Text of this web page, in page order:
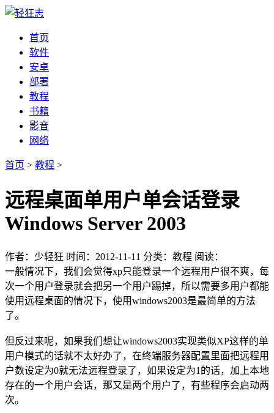
首页
软件
安卓
部署
教程
书籍
影音
网络
首页 > 教程 >
远程桌面单用户单会话登录
Windows Server 2003
作者：少轻狂 时间：2012-11-11 分类：教程 阅读：
一般情况下，我们会觉得xp只能登录一个远程用户很不爽，每
次一个用户登录就会把另一个用户踢掉，所以需要多用户都能
使用远程桌面的情况下，使用windows2003是最简单的方法
了。
但反过来呢，如果我们想让windows2003实现类似XP这样的单
用户模式的话就不太好办了，在终端服务器配置里面把远程用
户数设定为0就无法远程登录了，如果设定为1的话，加上本地
存在的一个用户会话，那又是两个用户了，有些程序会启动两
次。